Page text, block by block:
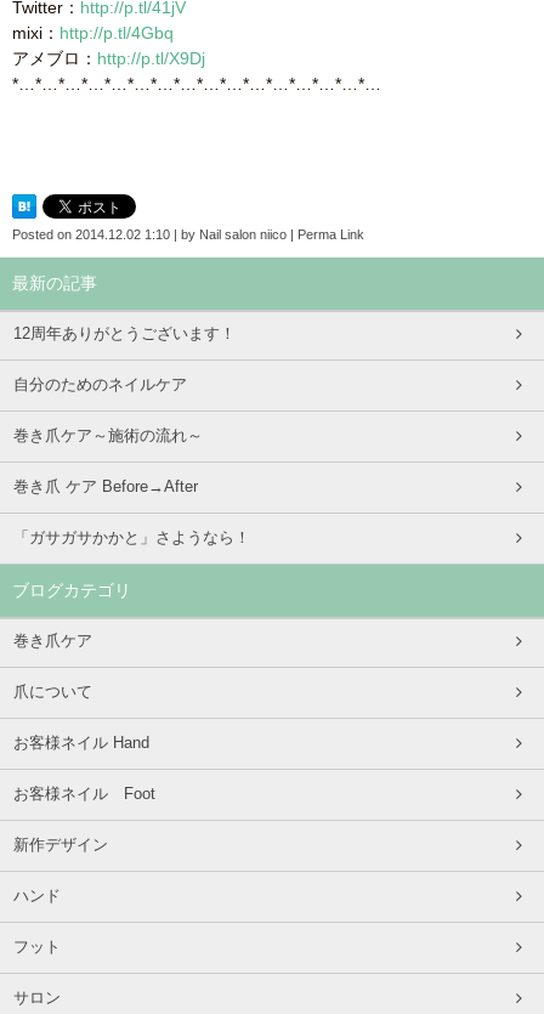
Twitter： http://p.tl/41jV
mixi： http://p.tl/4Gbq
アメブロ： http://p.tl/X9Dj
*…*…*…*…*…*…*…*…*…*…*…*…*…*…*…*…
Posted on 2014.12.02 1:10 | by Nail salon niico | Perma Link
最新の記事
12周年ありがとうございます！
自分のためのネイルケア
巻き爪ケア～施術の流れ～
巻き爪 ケア Before→After
「ガサガサかかと」さようなら！
ブログカテゴリ
巻き爪ケア
爪について
お客様ネイル Hand
お客様ネイル Foot
新作デザイン
ハンド
フット
サロン